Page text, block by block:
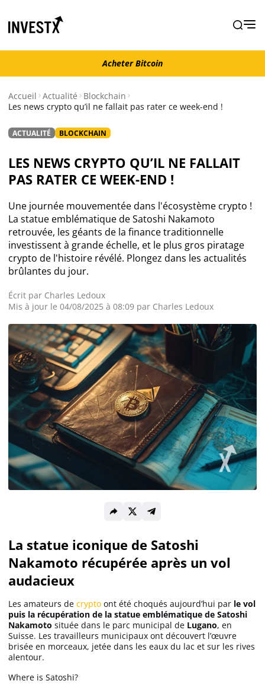
Acheter Bitcoin
Actualité Ethereum
Actualité Altcoins
Actualité NFT
Guides
Acheter Cryptomonnaies
Prédictions
Cryptomonnaies
Bitcoin (BTC)
Solana (SOL)
Ripple (XRP)
Dogecoin (DOGE)
Acheter Bitcoin
Accueil Actualité
Blockchain
Les news crypto qu’il ne fallait pas rater ce week-end !
ACTUALITÉ BLOCKCHAIN
LES NEWS CRYPTO QU’IL NE FALLAIT
PAS RATER CE WEEK-END !
Une journée mouvementée dans l'écosystème crypto !
La statue emblématique de Satoshi Nakamoto
retrouvée, les géants de la finance traditionnelle
investissent à grande échelle, et le plus gros piratage
crypto de l'histoire révélé. Plongez dans les actualités
brûlantes du jour.
Écrit par Charles Ledoux
Mis à jour le 04/08/2025 à 08:09 par Charles Ledoux
La statue iconique de Satoshi
Nakamoto récupérée après un vol
audacieux
Les amateurs de crypto ont été choqués aujourd’hui par le vol
puis la récupération de la statue emblématique de Satoshi
Nakamoto située dans le parc municipal de Lugano, en
Suisse. Les travailleurs municipaux ont découvert l’œuvre
brisée en morceaux, jetée dans les eaux du lac et sur les rives
alentour.
Where is Satoshi?